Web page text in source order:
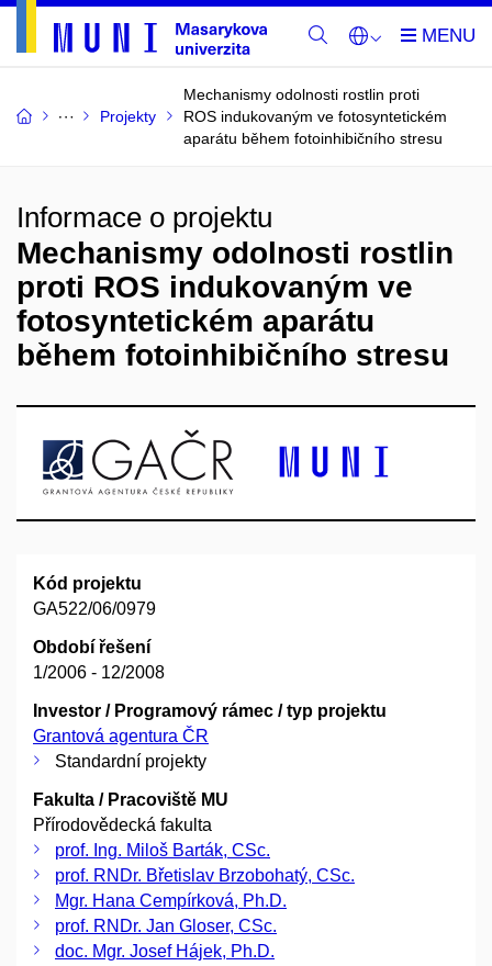
Projekty
Mechanismy odolnosti rostlin proti
ROS indukovaným ve fotosyntetickém
aparátu během fotoinhibičního stresu
Informace o projektu
Mechanismy odolnosti rostlin
proti ROS indukovaným ve
fotosyntetickém aparátu
během fotoinhibičního stresu
Kód projektu
GA522/06/0979
Období řešení
1/2006 - 12/2008
Investor / Programový rámec / typ projektu
Grantová agentura ČR
Standardní projekty
Fakulta / Pracoviště MU
Přírodovědecká fakulta
prof. Ing. Miloš Barták, CSc.
prof. RNDr. Břetislav Brzobohatý, CSc.
Mgr. Hana Cempírková, Ph.D.
prof. RNDr. Jan Gloser, CSc.
doc. Mgr. Josef Hájek, Ph.D.